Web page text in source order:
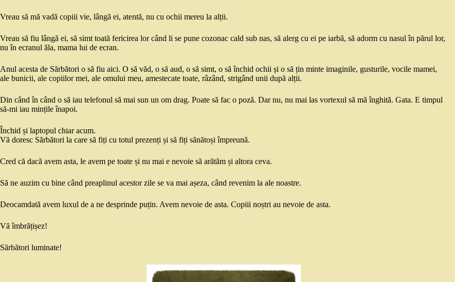
Vreau să mă vadă copiii vie, lângă ei, atentă, nu cu ochii mereu la alții.
Vreau să fiu lângă ei, să simt toată fericirea lor când li se pune cozonac cald sub nas, să alerg cu ei pe iarbă, să adorm cu nasul în părul lor,
nu în ecranul ăla, mama lui de ecran.
Anul acesta de Sărbători o să fiu aici. O să văd, o să aud, o să simt, o să închid ochii și o să țin minte imaginile, gusturile, vocile mamei,
ale bunicii, ale copiilor mei, ale omului meu, amestecate toate, râzând, strigând unii după alții.
Din când în când o să iau telefonul să mai sun un om drag. Poate să fac o poză. Dar nu, nu mai las vortexul să mă înghită. Gata. E timpul
să-mi iau mințile înapoi.
Închid și laptopul chiar acum.
Vă doresc Sărbători la care să fiți cu totul prezenți și să fiți sănătoși împreună.
Cred că dacă avem asta, le avem pe toate și nu mai e nevoie să arătăm și altora ceva.
Să ne auzim cu bine când preaplinul acestor zile se va mai așeza, când revenim la ale noastre.
Deocamdată avem luxul de a ne desprinde puțin. Avem nevoie de asta. Copiii noștri au nevoie de asta.
Vă îmbrățișez!
Sărbători luminate!